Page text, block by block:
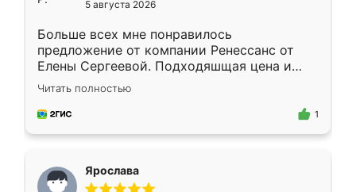
5 августа 2026
Больше всех мне понравилось
предложение от компании Ренессанс от
Елены Сергеевой. Подходяшщая цена и
короткие сроки изготовления. Приехавший
для замера сотрудник Владислав
предложил по моему эскизу самый
Читать полностью
1
Ярослава